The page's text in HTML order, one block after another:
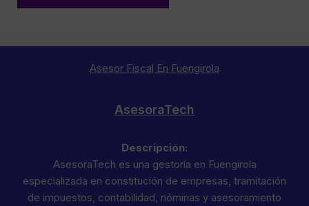
Asesor Fiscal En Fuengirola
AsesoraTech
Descripción:
AsesoraTech es una gestoría en Fuengirola
especializada en constitución de empresas, tramitación
de impuestos, contabilidad, nóminas y asesoramiento